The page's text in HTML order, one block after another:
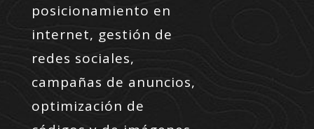
posicionamiento en
internet, gestión de
redes sociales,
campañas de anuncios,
optimización de